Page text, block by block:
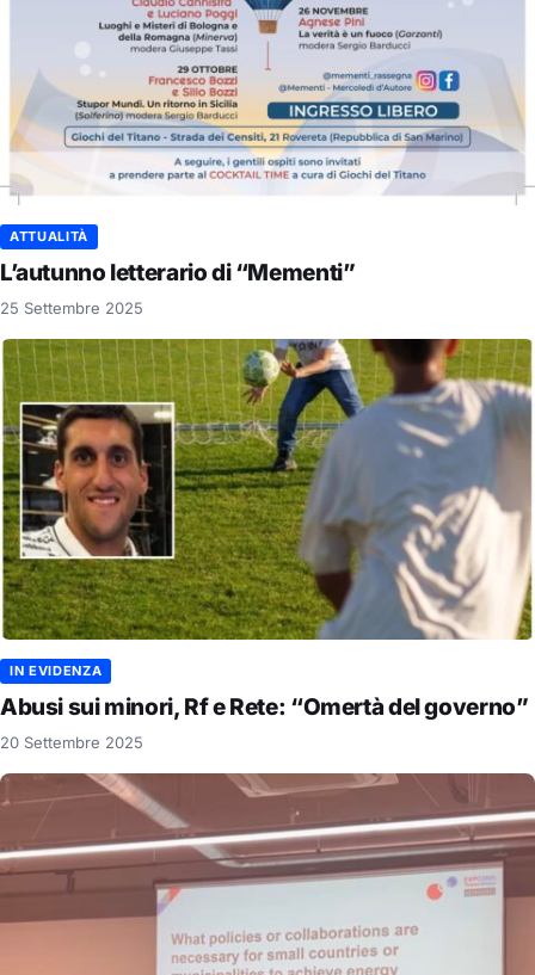
ATTUALITÀ
L’autunno letterario di “Mementi”
25 Settembre 2025
IN EVIDENZA
Abusi sui minori, Rf e Rete: “Omertà del governo”
20 Settembre 2025